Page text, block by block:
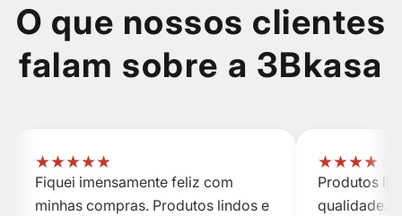
O que nossos clientes
falam sobre a 3Bkasa
★★★★★
Fiquei imensamente feliz com
minhas compras. Produtos lindos e
★★★★
Produtos
qualidade.